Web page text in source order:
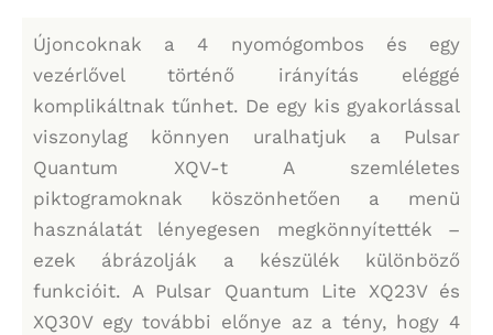
Újoncoknak a 4 nyomógombos és egy
vezérlővel történő irányítás eléggé
komplikáltnak tűnhet. De egy kis gyakorlással
viszonylag könnyen uralhatjuk a Pulsar
Quantum XQV-t A szemléletes
piktogramoknak köszönhetően a menü
használatát lényegesen megkönnyítették –
ezek ábrázolják a készülék különböző
funkcióit. A Pulsar Quantum Lite XQ23V és
XQ30V egy további előnye az a tény, hogy 4